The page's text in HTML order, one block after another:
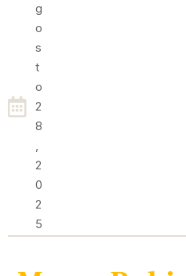
G
O
S
T
O
2
8
,
2
0
2
5